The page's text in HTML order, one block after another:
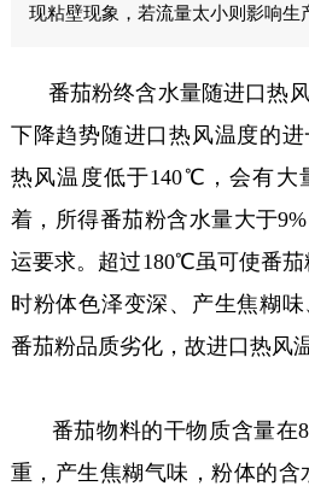
现粘壁现象，若流量太小则影响生
番茄粉终含水量随进口热风
下降趋势随进口热风温度的
热风温度低于140℃，会有大
着，所得番茄粉含水量大于
运要求。超过180℃虽可使番
时粉体色泽变深、产生焦糊味
番茄粉品质劣化，故进口热风
番茄物料的干物质含量在
重，产生焦糊气味，粉体的含